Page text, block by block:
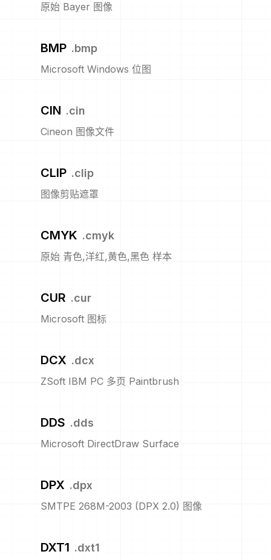
原始 Bayer 图像
BMP .bmp
Microsoft Windows 位图
CIN .cin
Cineon 图像文件
CLIP .clip
图像剪贴遮罩
CMYK .cmyk
原始 青色,洋红,黄色,黑色 样本
CUR .cur
Microsoft 图标
DCX .dcx
ZSoft IBM PC 多页 Paintbrush
DDS .dds
Microsoft DirectDraw Surface
DPX .dpx
SMTPE 268M-2003 (DPX 2.0) 图像
DXT1 .dxt1